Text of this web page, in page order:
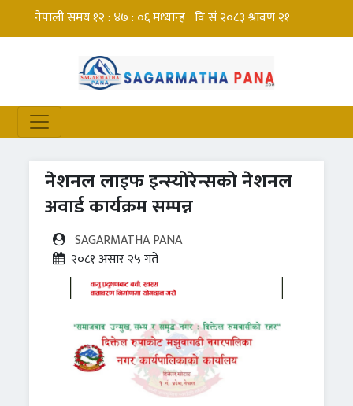
नेशनल लाइफ इन्स्योरेन्सको नेशनल
अवार्ड कार्यक्रम सम्पन्न
SAGARMATHA PANA
२०८१ असार २५ गते